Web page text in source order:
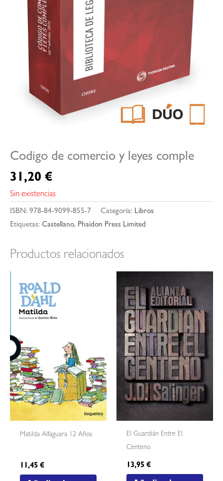
Codigo de comercio y leyes comple
31,20 €
Sin existencias
ISBN: 978-84-9099-855-7 Categoría: Libros
Etiquetas: Castellano, Phaidon Press Limited
Productos relacionados
Matilda Alfaguara 12 Años
11,45€
El Guardián Entre El
Centeno
13,95€